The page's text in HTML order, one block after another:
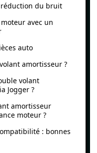
du bruit
avec un
auto
amortisseur ?
volant
Jogger ?
amortisseur
moteur ?
: bonnes